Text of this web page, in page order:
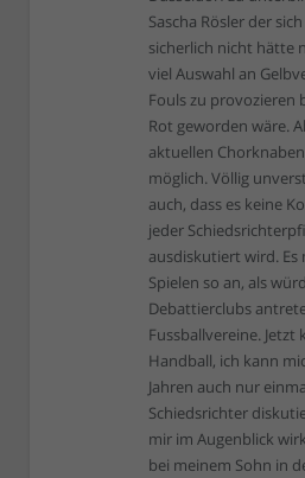
Sascha Rösler der
sicherlich nicht hätte
viel Auswahl an
Fouls zu provozieren
Rot geworden wäre.
aktuellen
möglich. Völlig
auch, dass es keine
jeder
ausdiskutiert wird.
Spielen so an, als
Debattierclubs
Fussballvereine.
Handball, ich kann
Jahren auch nur
Schiedsrichter
mir im Augenblick
bei meinem Sohn in